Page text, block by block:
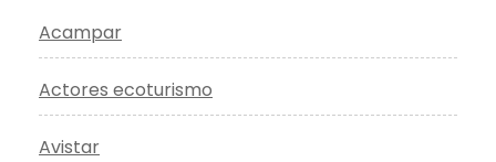
Acampar
Actores ecoturismo
Avistar